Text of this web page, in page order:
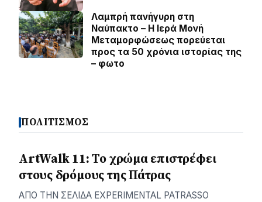
Λαμπρή πανήγυρη στη
Ναύπακτο – Η Ιερά Μονή
Μεταμορφώσεως πορεύεται
προς τα 50 χρόνια ιστορίας της
– φωτο
ΠΟΛΙΤΙΣΜΟΣ
ArtWalk 11: Το χρώμα επιστρέφει
στους δρόμους της Πάτρας
AΠΟ ΤΗΝ ΣΕΛΙΔΑ EXPERIMENTAL PATRASSO